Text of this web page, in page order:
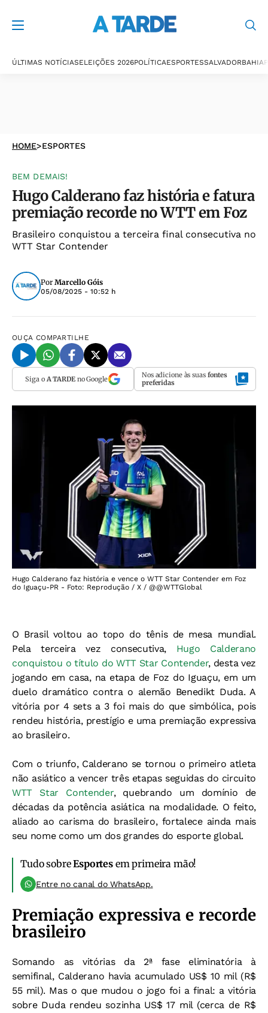
ÚLTIMAS NOTÍCIASELEIÇÕES 2026POLÍTICAESPORTESSALVADORBAHIA
HOME>ESPORTES
BEM DEMAIS!
Hugo Calderano faz história e fatura
premiação recorde no WTT em Foz
Brasileiro conquistou a terceira final consecutiva no
WTT Star Contender
Por Marcello Góis
05/08/2025 - 10:52 h
OUÇA COMPARTILHE
Siga o A TARDEno Google Nos adicione às suas fontes
preferidas
Hugo Calderano faz história e vence o WTT Star Contender em Foz
do Iguaçu-PR - Foto: Reprodução / X / @@WTTGlobal
O Brasil voltou ao topo do tênis de mesa mundial.
Pela terceira vez consecutiva, Hugo Calderano
conquistou o título do WTT Star Contender, desta vez
jogando em casa, na etapa de Foz do Iguaçu, em um
duelo dramático contra o alemão Benedikt Duda. A
vitória por 4 sets a 3 foi mais do que simbólica, pois
rendeu história, prestígio e uma premiação expressiva
ao brasileiro.
Com o triunfo, Calderano se tornou o primeiro atleta
não asiático a vencer três etapas seguidas do circuito
WTT Star Contender, quebrando um domínio de
décadas da potência asiática na modalidade. O feito,
aliado ao carisma do brasileiro, fortalece ainda mais
seu nome como um dos grandes do esporte global.
Tudo sobreEsportesem primeira mão!
Entre no canal do WhatsApp.
Premiação expressiva e recorde
brasileiro
Somando as vitórias da 2ª fase eliminatória à
semifinal, Calderano havia acumulado US$ 10 mil (R$
55 mil). Mas o que mudou o jogo foi a final: a vitória
sobre Duda rendeu sozinha US$ 17 mil (cerca de R$